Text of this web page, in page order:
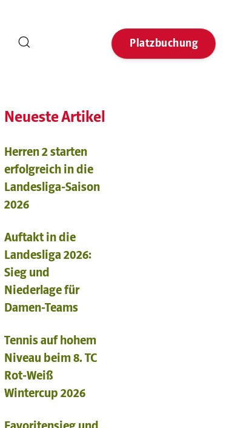
Platzbuchung
Neueste Artikel
Herren 2 starten
erfolgreich in die
Landesliga-Saison
2026
Auftakt in die
Landesliga 2026:
Sieg und
Niederlage für
Damen-Teams
Tennis auf hohem
Niveau beim 8. TC
Rot-Weiß
Wintercup 2026